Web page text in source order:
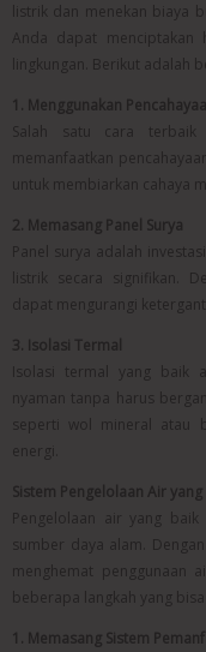
listrik dan menekan biaya
Anda dapat menciptakan
lingkungan. Berikut adalah
1. Menggunakan
Salah satu cara terbaik
memanfaatkan
untuk membiarkan cahaya
2. Memasang Panel Surya
Panel surya adalah
listrik secara signifikan.
dapat mengurangi
3. Isolasi Termal
Isolasi termal yang baik
nyaman tanpa harus
seperti wol mineral atau
energi.
Sistem Pengelolaan Air
Pengelolaan air yang baik
sumber daya alam.
menghemat penggunaan
beberapa langkah yang bisa
1. Memasang Sistem